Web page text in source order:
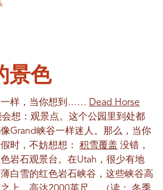
景色
一样，当你想到…… Dead Horse
想：观景点。这个公园里到处都
Grand峡谷一样迷人。那么，当你
时，不妨想想： 积雪覆盖 没错，
岩石观景台。在Utah，很少有地
白雪的红色岩石峡谷，这些峡谷高